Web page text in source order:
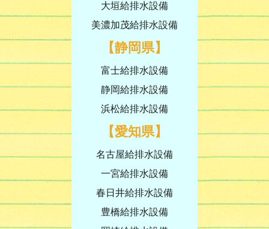
大垣給排水設備
美濃加茂給排水設備
【静岡県】
富士給排水設備
静岡給排水設備
浜松給排水設備
【愛知県】
名古屋給排水設備
一宮給排水設備
春日井給排水設備
豊橋給排水設備